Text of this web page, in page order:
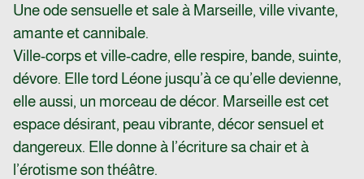
Une ode sensuelle et sale à Marseille, ville vivante,
amante et cannibale.
Ville-corps et ville-cadre, elle respire, bande, suinte,
dévore. Elle tord Léone jusqu’à ce qu’elle devienne,
elle aussi, un morceau de décor. Marseille est cet
espace désirant, peau vibrante, décor sensuel et
dangereux. Elle donne à l’écriture sa chair et à
l’érotisme son théâtre.